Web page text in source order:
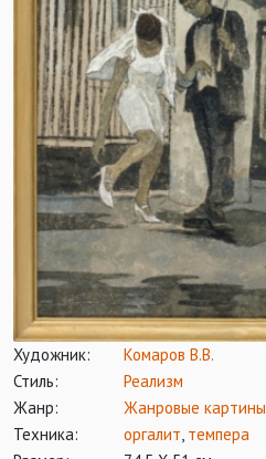
Художник:
Комаров В.В.
Стиль:
Реализм
Жанр:
Жанровые картины
Техника:
оргалит, темпера